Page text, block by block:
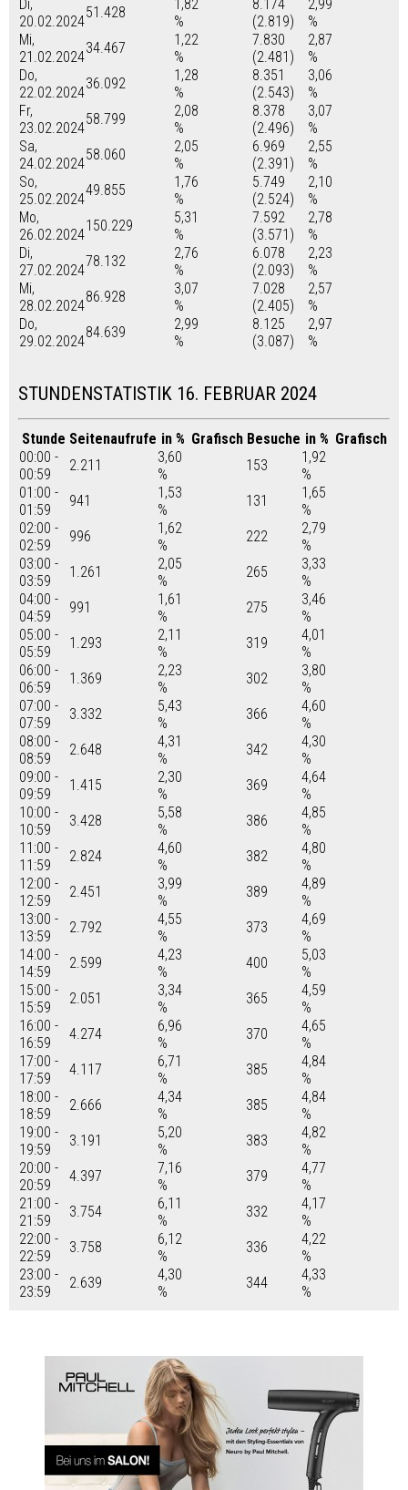
Di,
20.02.2024
51.428
1,82
%
8.174
(2.819)
2,99
%
Mi,
21.02.2024
34.467
1,22
%
7.830
(2.481)
2,87
%
Do,
22.02.2024
36.092
1,28
%
8.351
(2.543)
3,06
%
Fr,
23.02.2024
58.799
2,08
%
8.378
(2.496)
3,07
%
Sa,
24.02.2024
58.060
2,05
%
6.969
(2.391)
2,55
%
So,
25.02.2024
49.855
1,76
%
5.749
(2.524)
2,10
%
Mo,
26.02.2024
150.229
5,31
%
7.592
(3.571)
2,78
%
Di,
27.02.2024
78.132
2,76
%
6.078
(2.093)
2,23
%
Mi,
28.02.2024
86.928
3,07
%
7.028
(2.405)
2,57
%
Do,
29.02.2024
84.639
2,99
%
8.125
(3.087)
2,97
%
STUNDENSTATISTIK 16. FEBRUAR 2024
Stunde Seitenaufrufe in % Grafisch Besuche in % Grafisch
00:00 -
00:59
2.211
3,60
%
153
1,92
%
01:00 -
01:59
941
1,53
%
131
1,65
%
02:00 -
02:59
996
1,62
%
222
2,79
%
03:00 -
03:59
1.261
2,05
%
265
3,33
%
04:00 -
04:59
991
1,61
%
275
3,46
%
05:00 -
05:59
1.293
2,11
%
319
4,01
%
06:00 -
06:59
1.369
2,23
%
302
3,80
%
07:00 -
07:59
3.332
5,43
%
366
4,60
%
08:00 -
08:59
2.648
4,31
%
342
4,30
%
09:00 -
09:59
1.415
2,30
%
369
4,64
%
10:00 -
10:59
3.428
5,58
%
386
4,85
%
11:00 -
11:59
2.824
4,60
%
382
4,80
%
12:00 -
12:59
2.451
3,99
%
389
4,89
%
13:00 -
13:59
2.792
4,55
%
373
4,69
%
14:00 -
14:59
2.599
4,23
%
400
5,03
%
15:00 -
15:59
2.051
3,34
%
365
4,59
%
16:00 -
16:59
4.274
6,96
%
370
4,65
%
17:00 -
17:59
4.117
6,71
%
385
4,84
%
18:00 -
18:59
2.666
4,34
%
385
4,84
%
19:00 -
19:59
3.191
5,20
%
383
4,82
%
20:00 -
20:59
4.397
7,16
%
379
4,77
%
21:00 -
21:59
3.754
6,11
%
332
4,17
%
22:00 -
22:59
3.758
6,12
%
336
4,22
%
23:00 -
23:59
2.639
4,30
%
344
4,33
%